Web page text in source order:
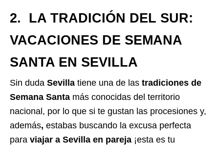
2. LA TRADICIÓN DEL SUR:
VACACIONES DE SEMANA
SANTA EN SEVILLA
Sin duda Sevilla tiene una de las tradiciones de
Semana Santa más conocidas del territorio
nacional, por lo que si te gustan las procesiones y,
además, estabas buscando la excusa perfecta
para viajar a Sevilla en pareja ¡esta es tu